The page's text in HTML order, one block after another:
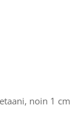
noin 1 cm